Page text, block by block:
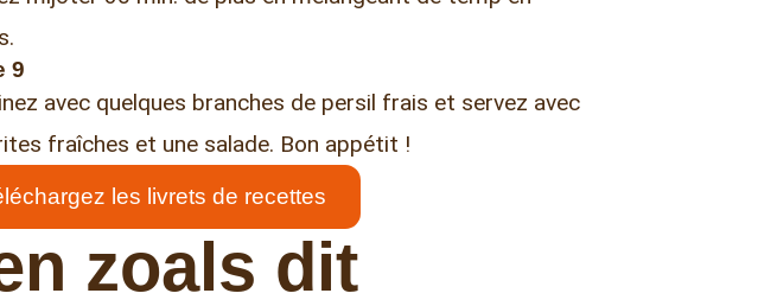
9
avec quelques branches de persil frais et servez avec
fraîches et une salade. Bon appétit !
les livrets de recettes
zoals dit